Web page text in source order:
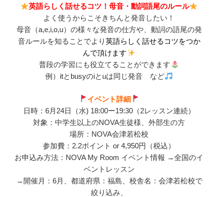
英語らしく話せるコツ！母音・動詞語尾のルール
よく使うからこそきちんと発音したい！
母音（a,e,i,o,u）の様々な発音の仕方や、動詞の語尾の発
音ルールを知ることでより英語らしく話せるコツをつか
んで頂けます
普段の学習にも役立てることができます
例）itとbusyのiとuは同じ発音 など
イベント詳細
日時：6月24日（水) 18:00ー19:30（2レッスン連続）
対象：中学生以上のNOVA生徒様、外部生の方
場所：NOVA会津若松校
参加費：2.2ポイント or 4,950円（税込）
お申込み方法：NOVA My Room イベント情報 →全国のイ
ベントレッスン
→開催月：6月、都道府県：福島、校舎名：会津若松校で
絞り込み、